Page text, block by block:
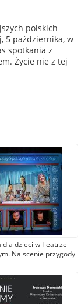
polskich
5 października, w
spotkania z
Życie nie z tej
dla dzieci w Teatrze
Na scenie przygody
i Anny